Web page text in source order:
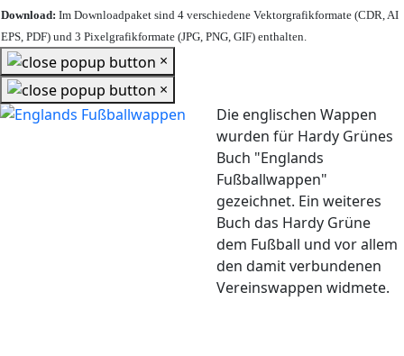
Download: Im Downloadpaket sind 4 verschiedene Vektorgrafikformate (CDR, AI
EPS, PDF) und 3 Pixelgrafikformate (JPG, PNG, GIF) enthalten.
×
×
Die englischen Wappen
wurden für Hardy Grünes
Buch "Englands
Fußballwappen"
gezeichnet. Ein weiteres
Buch das Hardy Grüne
dem Fußball und vor allem
den damit verbundenen
Vereinswappen widmete.